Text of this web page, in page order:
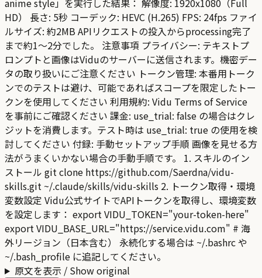
anime style」を実行した結果： 解像度: 1920x1080（Full
HD） 長さ: 5秒 コーデック: HEVC (H.265) FPS: 24fps ファイ
ルサイズ: 約2MB APIリクエストの投入からprocessing完了
まで約1〜2分でした。 注意事項 プライバシー: テキストプ
ロンプトと画像はViduのサーバーに送信されます。機密デー
タの取り扱いにご注意ください トークン管理: 本番用トーク
ンでのテストは避け、可能であればスコープを限定したトー
クンを使用してください 利用規約: Vidu Terms of Service
を事前にご確認ください 課金: use_trial: false の場合はクレ
ジットを消費します。テスト時は use_trial: true の使用を検
討してください 付録: 手動セットアップ手順 画像を見せる方
法がうまくいかない場合の手動手順です。 1. スキルのイン
ストール git clone https://github.com/Saerdna/vidu-
skills.git ~/.claude/skills/vidu-skills 2. トークン取得・環境
変数設定 Vidu公式サイトでAPIトークンを取得し、環境変数
を設定します： export VIDU_TOKEN="your-token-here"
export VIDU_BASE_URL="https://service.vidu.com" # 海
外リージョン（日本含む） 永続化する場合は ~/.bashrc や
~/.bash_profile に追記してください。
原文を表示 / Show original